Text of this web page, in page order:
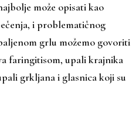
može opisati kao
i problematičnog
grlu možemo govoriti
faringitisom, upali krajnika
grkljana i glasnica koji su